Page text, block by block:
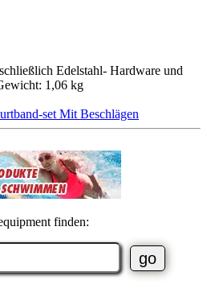
Edelstahl- Hardware und
1,06 kg
set Mit Beschlägen
finden: